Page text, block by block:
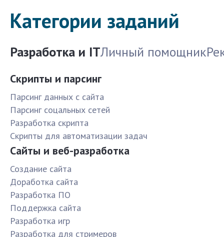
Категории заданий
Разработка и ITЛичный помощник
Скрипты и парсинг
Парсинг данных с сайта
Парсинг соцальных сетей
Разработка скрипта
Скрипты для автоматизации задач
Сайты и веб-разработка
Создание сайта
Доработка сайта
Разработка ПО
Поддержка сайта
Разработка игр
Разработка для стримеров